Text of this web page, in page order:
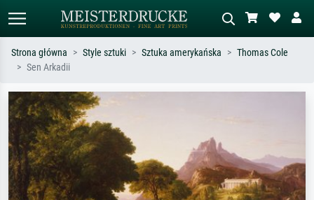
Szukaj wg artysty, tytułu lub stylu – np.
Monet, Gwiaździsta noc,
impresjonizm, fala Hokusaia, akt.
Strona główna Style sztuki Sztuka amerykańska
Thomas Cole
Sen Arkadii